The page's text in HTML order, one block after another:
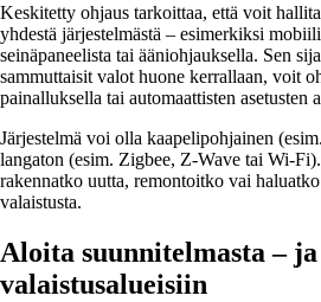
Keskitetty ohjaus tarkoittaa, että voit
yhdestä järjestelmästä – esimerkiksi
seinäpaneelista tai ääniohjauksella. Sen
sammuttaisit valot huone kerrallaan, voit
painalluksella tai automaattisten asetusten
Järjestelmä voi olla kaapelipohjainen
langaton (esim. Zigbee, Z-Wave tai Wi-
rakennatko uutta, remontoitko vai
valaistusta.
Aloita suunnitelmasta –
valaistusalueisiin